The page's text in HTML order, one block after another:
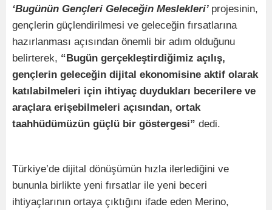
‘Bugünün Gençleri Geleceğin Meslekleri’ projesinin,
gençlerin güçlendirilmesi ve geleceğin fırsatlarına
hazırlanması açısından önemli bir adım olduğunu
belirterek, “Bugün gerçekleştirdiğimiz açılış,
gençlerin geleceğin dijital ekonomisine aktif olarak
katılabilmeleri için ihtiyaç duydukları becerilere ve
araçlara erişebilmeleri açısından, ortak
taahhüdümüzün güçlü bir göstergesi” dedi.
Türkiye’de dijital dönüşümün hızla ilerlediğini ve
bununla birlikte yeni fırsatlar ile yeni beceri
ihtiyaçlarının ortaya çıktığını ifade eden Merino,